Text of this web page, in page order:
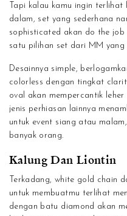
Tapi kalau kamu ingin
dalam, set yang sederhana
sophisticated akan do the job
satu pilihan set dari MM yang
Desainnya simple,
colorless dengan tingkat
oval akan mempercantik
jenis perhiasan lainnya
untuk event siang atau
banyak orang.
Kalung Dan Liontin
Terkadang, white gold chain
untuk membuatmu terlihat
dengan batu diamond akan